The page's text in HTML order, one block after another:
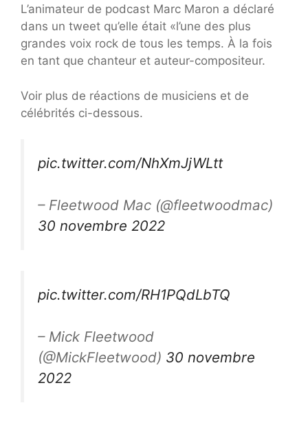
L’animateur de podcast Marc Maron a déclaré
dans un tweet qu’elle était «l’une des plus
grandes voix rock de tous les temps. À la fois
en tant que chanteur et auteur-compositeur.
Voir plus de réactions de musiciens et de
célébrités ci-dessous.
pic.twitter.com/NhXmJjWLtt
– Fleetwood Mac (@fleetwoodmac)
30 novembre 2022
pic.twitter.com/RH1PQdLbTQ
– Mick Fleetwood
(@MickFleetwood) 30 novembre
2022